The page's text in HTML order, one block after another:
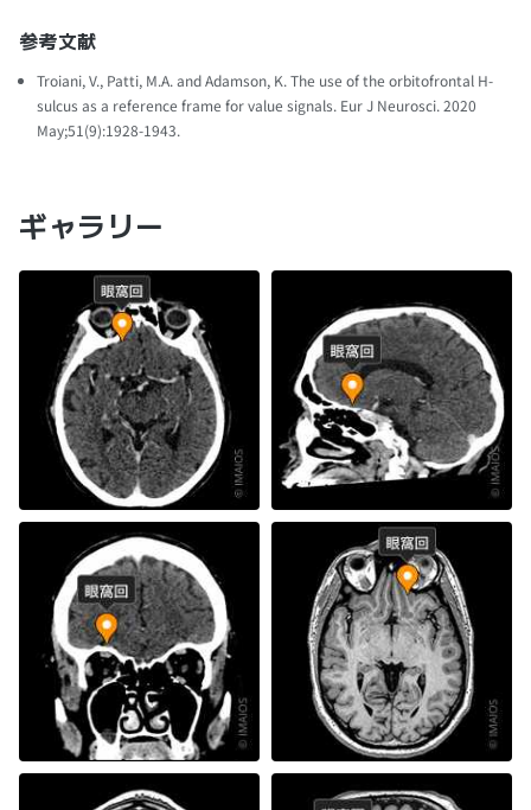
参考文献
Troiani, V., Patti, M.A. and Adamson, K. The use of the orbitofrontal H-
sulcus as a reference frame for value signals. Eur J Neurosci. 2020
May;51(9):1928-1943.
ギャラリー